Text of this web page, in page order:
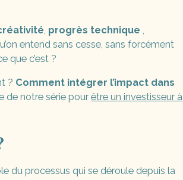
, progrès technique,
entend sans cesse, sans forcément
que c’est ?
? Comment intégrer l’impact dans
de notre série pourêtre un investisseur à
du processus qui se déroule depuis la